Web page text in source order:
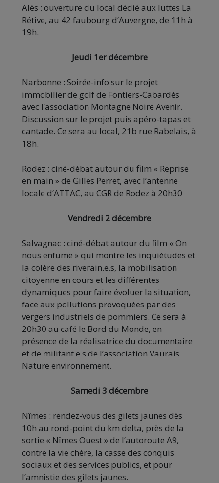
Alès : ouverture du local dédié aux luttes La
Rétive, au 42 faubourg d’Auvergne, de 11h à
19h.
Jeudi 1er décembre
Narbonne : Soirée-info sur le projet
immobilier de golf de Fontiers-Cabardès
avec l’association Montagne Noire Avenir.
Discussion sur le projet puis apéro-tapas et
cantade. Ce sera au local, 21b rue Rabelais, à
18h.
Rodez : ciné-débat autour du film « Reprise
en main » de Gilles Perret, avec l’antenne
locale d’ATTAC, au CGR de Rodez à 20h30
Vendredi 2 décembre
Salvagnac : ciné-débat autour du film « On
nous enfume » qui montre les inquiétudes et
la colère des riverain.e.s, la mobilisation
citoyenne en cours et les différentes
dynamiques pour faire évoluer la situation,
face aux pollutions provoquées par des
vergers industriels de pommiers. Ce sera à
20h30 au café le Bord du Monde, en
présence de la réalisatrice du documentaire
et de militant.e.s de l’association Vaurais
Nature environnement.
Samedi 3 décembre
Nîmes : rendez-vous des gilets jaunes dès
10h au rond-point du km delta, près de la
sortie « Nîmes Ouest » de l’autoroute A9,
contre la vie chère, la casse des conquis
sociaux et des services publics, et pour
l’amnistie des gilets jaunes.